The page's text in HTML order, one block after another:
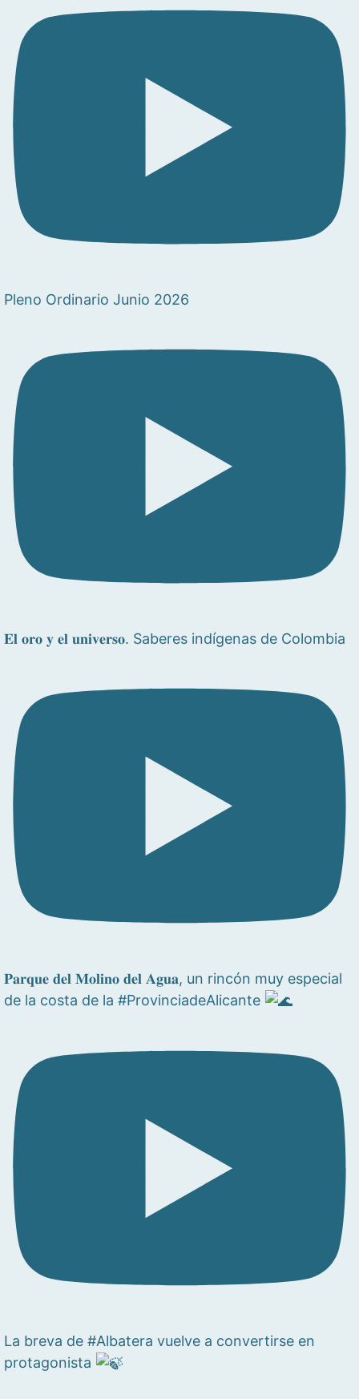
Pleno Ordinario Junio 2026
𝐄𝐥 𝐨𝐫𝐨 𝐲 𝐞𝐥 𝐮𝐧𝐢𝐯𝐞𝐫𝐬𝐨. Saberes indígenas de Colombia
𝐏𝐚𝐫𝐪𝐮𝐞 𝐝𝐞𝐥 𝐌𝐨𝐥𝐢𝐧𝐨 𝐝𝐞𝐥 𝐀𝐠𝐮𝐚, un rincón muy especial
de la costa de la #ProvinciadeAlicante
La breva de #Albatera vuelve a convertirse en
protagonista